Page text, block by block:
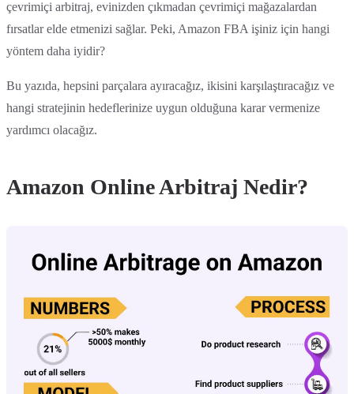
çevrimiçi arbitraj, evinizden çıkmadan çevrimiçi mağazalardan
fırsatlar elde etmenizi sağlar. Peki, Amazon FBA işiniz için hangi
yöntem daha iyidir?
Bu yazıda, hepsini parçalara ayıracağız, ikisini karşılaştıracağız ve
hangi stratejinin hedeflerinize uygun olduğuna karar vermenize
yardımcı olacağız.
Amazon Online Arbitraj Nedir?